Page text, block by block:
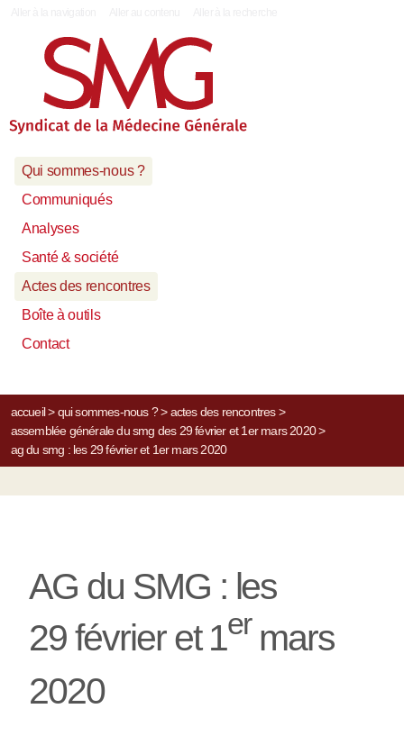
Qui sommes-nous ?
Communiqués
Analyses
Santé & société
Actes des rencontres
Boîte à outils
Contact
accueil> qui sommes-nous ?> actes des rencontres>
assemblée générale du smg des 29 février et 1er mars 2020>
ag du smg : les 29 février et 1er mars 2020
AG du SMG : les
29 février et 1er mars
2020